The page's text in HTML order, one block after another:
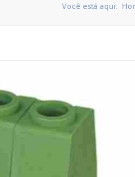
Você está aqui: